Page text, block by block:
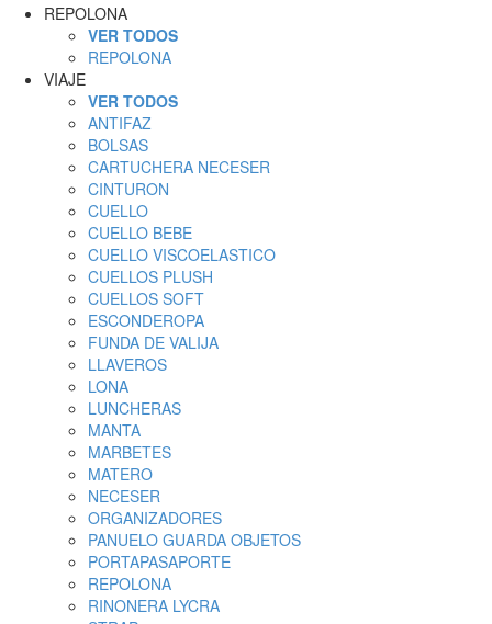
REPOLONA
VER TODOS
REPOLONA
VIAJE
VER TODOS
ANTIFAZ
BOLSAS
CARTUCHERA NECESER
CINTURON
CUELLO
CUELLO BEBE
CUELLO VISCOELASTICO
CUELLOS PLUSH
CUELLOS SOFT
ESCONDEROPA
FUNDA DE VALIJA
LLAVEROS
LONA
LUNCHERAS
MANTA
MARBETES
MATERO
NECESER
ORGANIZADORES
PANUELO GUARDA OBJETOS
PORTAPASAPORTE
REPOLONA
RINONERA LYCRA